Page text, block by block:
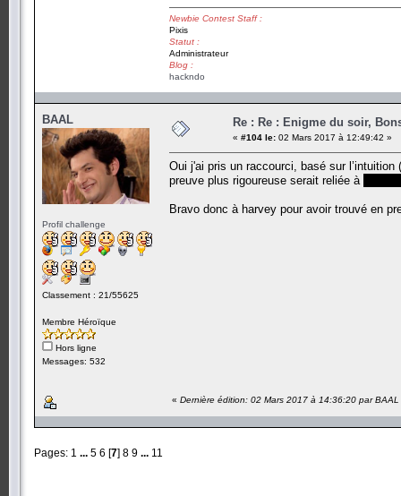
Newbie Contest Staff :
Pixis
Statut :
Administrateur
Blog :
hackndo
BAAL
Profil challenge
Classement : 21/55625
Membre Héroïque
Hors ligne
Messages: 532
Re : Re : Enigme du soir,
« #104 le: 02 Mars 2017 à 12:49:42 »
Oui j'ai pris un raccourci, basé sur
preuve plus rigoureuse serait reliée à
Bravo donc à harvey pour avoir trouvé en
« Dernière édition: 02 Mars 2017 à 14:36:20 par BAAL
Pages: 1 ... 5 6 [7] 8 9 ... 11